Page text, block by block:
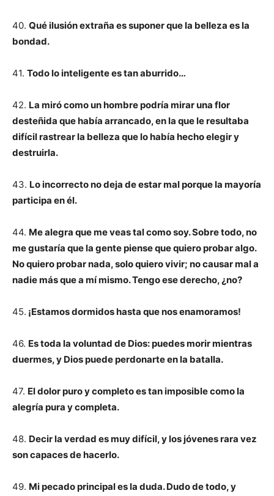
40. Qué ilusión extraña es suponer que la belleza es la
bondad.
41. Todo lo inteligente es tan aburrido…
42. La miró como un hombre podría mirar una flor
desteñida que había arrancado, en la que le resultaba
difícil rastrear la belleza que lo había hecho elegir y
destruirla.
43. Lo incorrecto no deja de estar mal porque la mayoría
participa en él.
44. Me alegra que me veas tal como soy. Sobre todo, no
me gustaría que la gente piense que quiero probar algo.
No quiero probar nada, solo quiero vivir; no causar mal a
nadie más que a mí mismo. Tengo ese derecho, ¿no?
45. ¡Estamos dormidos hasta que nos enamoramos!
46. Es toda la voluntad de Dios: puedes morir mientras
duermes, y Dios puede perdonarte en la batalla.
47. El dolor puro y completo es tan imposible como la
alegría pura y completa.
48. Decir la verdad es muy difícil, y los jóvenes rara vez
son capaces de hacerlo.
49. Mi pecado principal es la duda. Dudo de todo, y